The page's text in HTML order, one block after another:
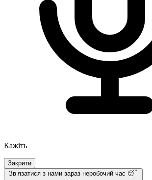
Кажіть
Закрити
Звʼязатися з нами зараз неробочий час 😴